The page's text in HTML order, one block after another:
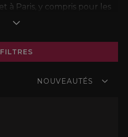
à Paris, y compris pour les
ou dans des régimes
successions.
gratuite basée sur les
tendances du marché
FILTRES
NOUVEAUTÉS